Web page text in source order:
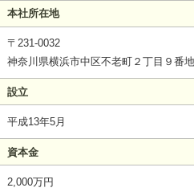
本社所在地
〒231-0032
神奈川県横浜市中区不老町２丁目９番
設立
平成13年5月
資本金
2,000万円